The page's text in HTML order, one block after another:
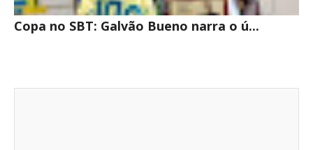
Copa no SBT: Galvão Bueno narra o ú...